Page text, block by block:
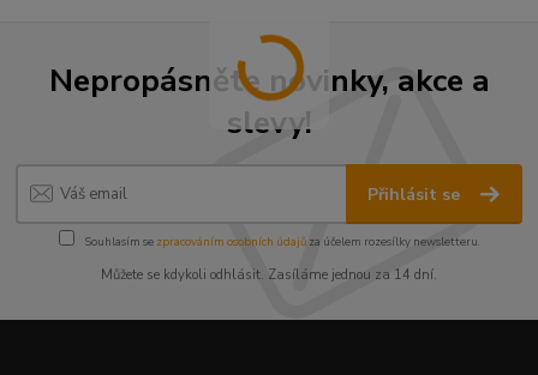
Nepropásněte novinky, akce a
slevy!
Přihlásit se
Souhlasím se zpracováním osobních údajůza účelem rozesílky newsletteru.
Můžete se kdykoli odhlásit. Zasíláme jednou za 14 dní.